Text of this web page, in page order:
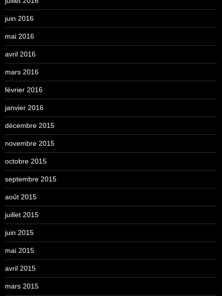
juin 2016
mai 2016
avril 2016
mars 2016
février 2016
janvier 2016
décembre 2015
novembre 2015
octobre 2015
septembre 2015
août 2015
juillet 2015
juin 2015
mai 2015
avril 2015
mars 2015